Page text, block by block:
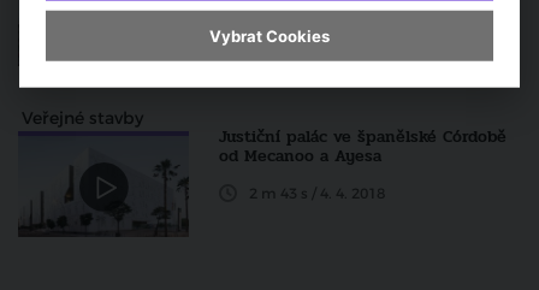
Veřejné stavby
Justiční palác ve španělské Córdobě
od Mecanoo a Ayesa
2 m 43 s / 4. 4. 2018
Vybrat Cookies